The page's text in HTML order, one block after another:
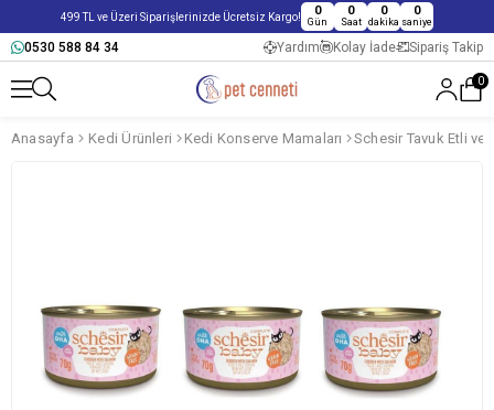
499 TL ve Üzeri Siparişlerinizde Ücretsiz Kargo! 0
Gün
0
Saat
0
dakika
0
saniye
0530 588 84 34 Yardım Kolay İade Sipariş Takip
0
Anasayfa Kedi Ürünleri Kedi Konserve Mamaları